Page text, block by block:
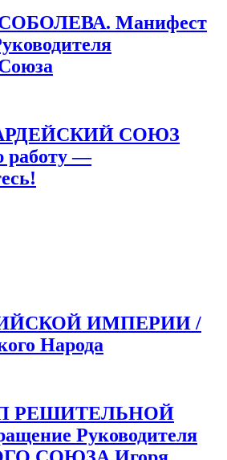
Манифест
СОЮЗ
работу —
ИМПЕРИИ /
Народа
РЕШИТЕЛЬНОЙ
Руководителя